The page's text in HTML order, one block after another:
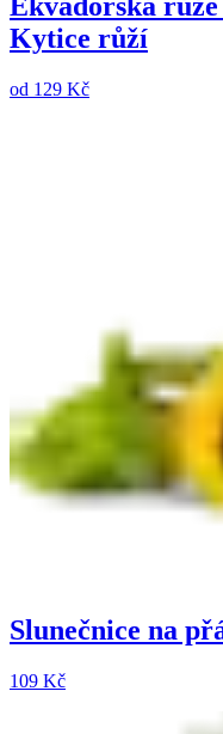
Ekvádorská
Kytice růží
od 129 Kč
Slunečnice na
109 Kč